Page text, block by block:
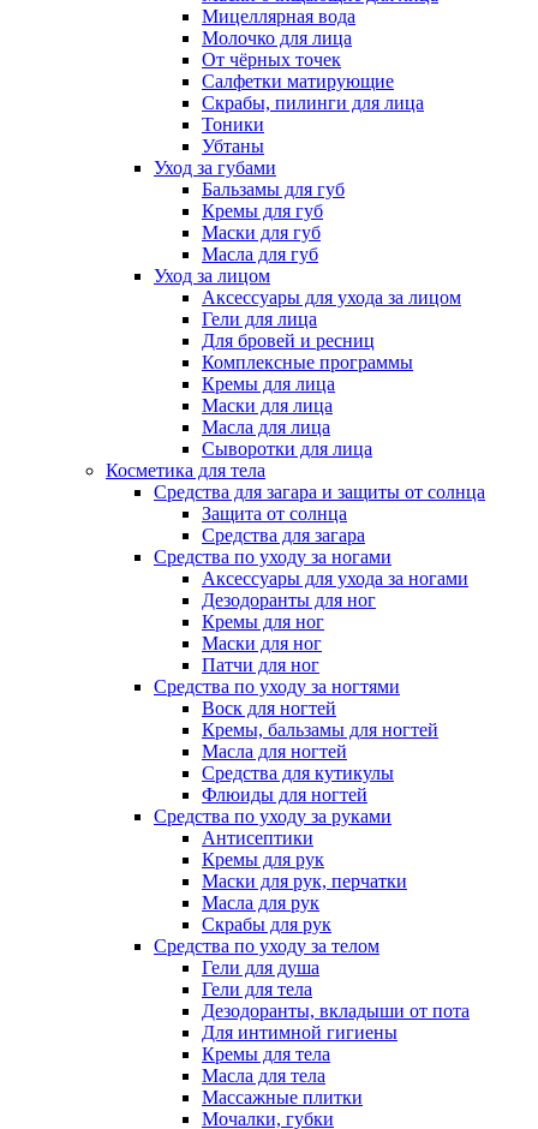
Мицеллярная вода
Молочко для лица
От чёрных точек
Салфетки матирующие
Скрабы, пилинги для лица
Тоники
Убтаны
Уход за губами
Бальзамы для губ
Кремы для губ
Маски для губ
Масла для губ
Уход за лицом
Аксессуары для ухода за лицом
Гели для лица
Для бровей и ресниц
Комплексные программы
Кремы для лица
Маски для лица
Масла для лица
Сыворотки для лица
Косметика для тела
Средства для загара и защиты от солнца
Защита от солнца
Средства для загара
Средства по уходу за ногами
Аксессуары для ухода за ногами
Дезодоранты для ног
Кремы для ног
Маски для ног
Патчи для ног
Средства по уходу за ногтями
Воск для ногтей
Кремы, бальзамы для ногтей
Масла для ногтей
Средства для кутикулы
Флюиды для ногтей
Средства по уходу за руками
Антисептики
Кремы для рук
Маски для рук, перчатки
Масла для рук
Скрабы для рук
Средства по уходу за телом
Гели для душа
Гели для тела
Дезодоранты, вкладыши от пота
Для интимной гигиены
Кремы для тела
Масла для тела
Массажные плитки
Мочалки, губки